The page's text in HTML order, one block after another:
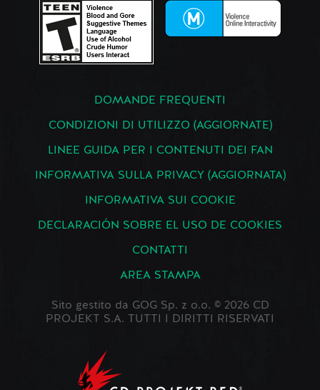
DOMANDE FREQUENTI
CONDIZIONI DI UTILIZZO (AGGIORNATE)
LINEE GUIDA PER I CONTENUTI DEI FAN
INFORMATIVA SULLA PRIVACY (AGGIORNATA)
INFORMATIVA SUI COOKIE
DECLARACIÓN SOBRE EL USO DE COOKIES
CONTATTI
AREA STAMPA
Sito gestito da GOG Sp. z o.o. © 2026 CD
PROJEKT S.A. TUTTI I DIRITTI RISERVATI